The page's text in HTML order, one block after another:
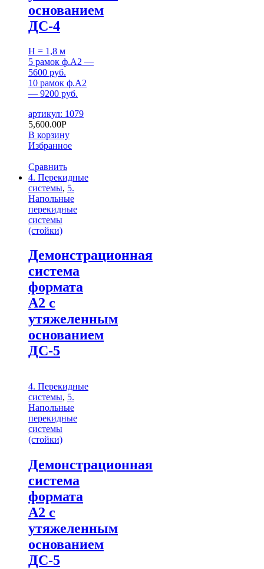
основанием
ДС-4
H = 1,8 м
5 рамок ф.А2 —
5600 руб.
10 рамок ф.А2
— 9200 руб.
артикул: 1079
5,600.00Р
В корзину
Избранное
Сравнить
4. Перекидные
системы, 5.
Напольные
перекидные
системы
(стойки)
Демонстрационная
система
формата
А2 с
утяжеленным
основанием
ДС-5
4. Перекидные
системы, 5.
Напольные
перекидные
системы
(стойки)
Демонстрационная
система
формата
А2 с
утяжеленным
основанием
ДС-5